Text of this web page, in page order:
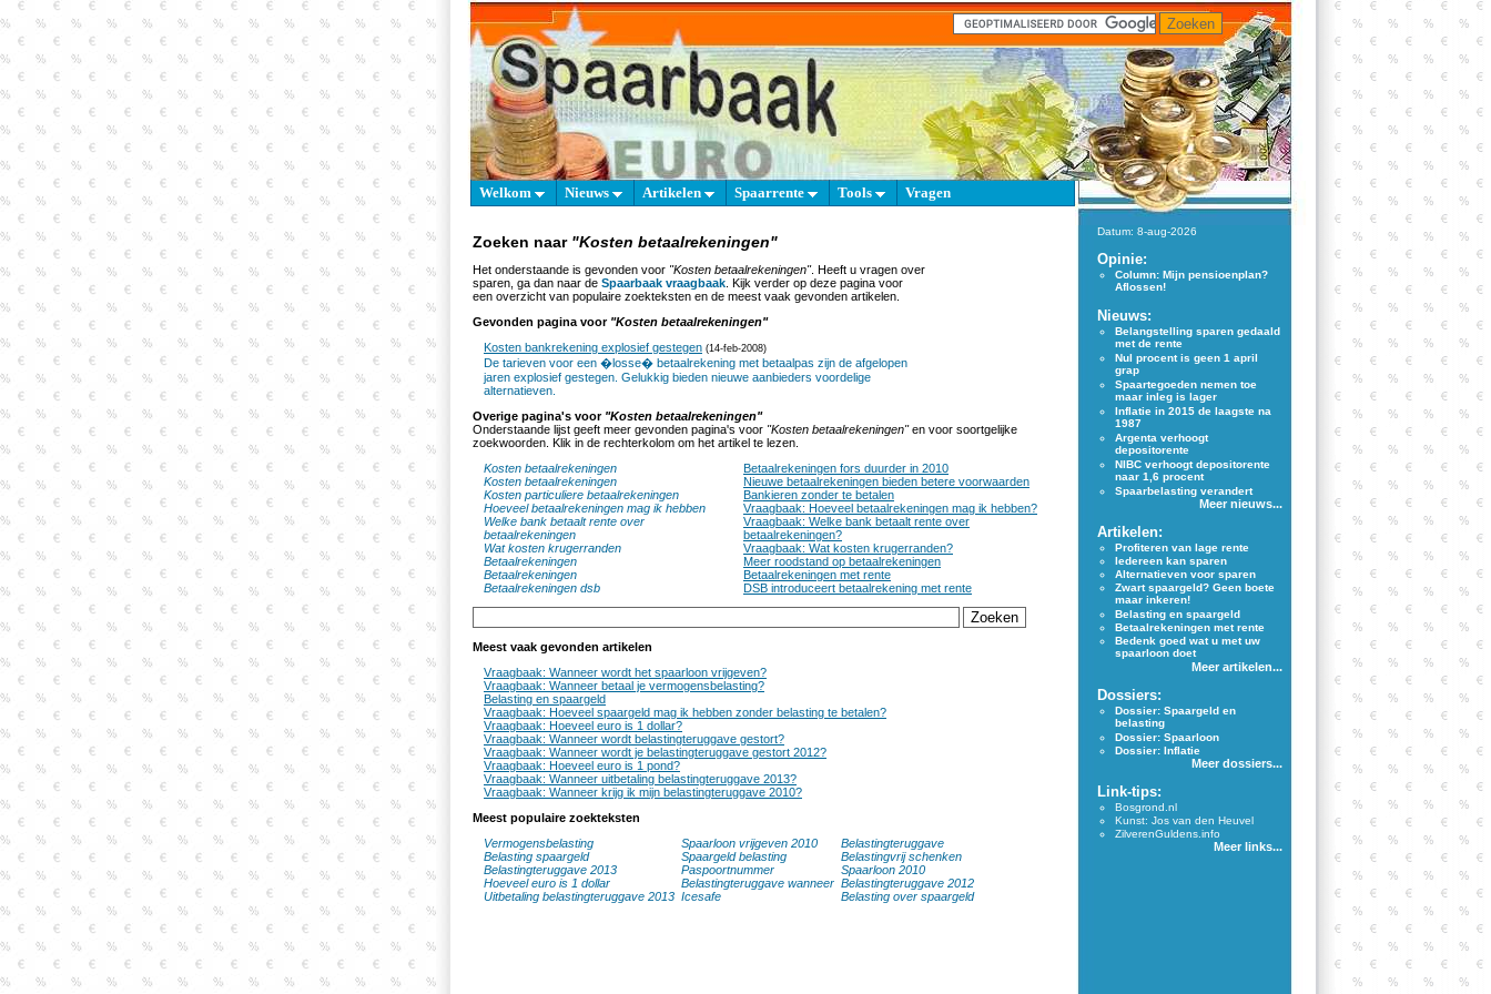
Welkom Nieuws Artikelen Spaarrente Tools Vragen
Zoeken naar "Kosten betaalrekeningen"
Het onderstaande is gevonden voor "Kosten betaalrekeningen". Heeft u vragen over
sparen, ga dan naar de Spaarbaak vraagbaak . Kijk verder op deze pagina voor
een overzicht van populaire zoekteksten en de meest vaak gevonden artikelen.
Gevonden pagina voor "Kosten betaalrekeningen"
Kosten bankrekening explosief gestegen (14-feb-2008)
De tarieven voor een �losse� betaalrekening met betaalpas zijn de afgelopen
jaren explosief gestegen. Gelukkig bieden nieuwe aanbieders voordelige
alternatieven.
Overige pagina's voor "Kosten betaalrekeningen"
Onderstaande lijst geeft meer gevonden pagina's voor "Kosten betaalrekeningen"en voor soortgelijke
zoekwoorden. Klik in de rechterkolom om het artikel te lezen.
Kosten betaalrekeningen
Betaalrekeningen fors duurder in 2010
Kosten betaalrekeningen
Nieuwe betaalrekeningen bieden betere voorwaarden
Kosten particuliere betaalrekeningen
Bankieren zonder te betalen
Hoeveel betaalrekeningen mag ik hebben
Vraagbaak: Hoeveel betaalrekeningen mag ik hebben?
Welke bank betaalt rente over
betaalrekeningen
Vraagbaak: Welke bank betaalt rente over
betaalrekeningen?
Wat kosten krugerranden
Vraagbaak: Wat kosten krugerranden?
Betaalrekeningen
Meer roodstand op betaalrekeningen
Betaalrekeningen
Betaalrekeningen met rente
Betaalrekeningen dsb
DSB introduceert betaalrekening met rente
Meest vaak gevonden artikelen
Vraagbaak: Wanneer wordt het spaarloon vrijgeven?
Vraagbaak: Wanneer betaal je vermogensbelasting?
Belasting en spaargeld
Vraagbaak: Hoeveel spaargeld mag ik hebben zonder belasting te betalen?
Vraagbaak: Hoeveel euro is 1 dollar?
Vraagbaak: Wanneer wordt belastingteruggave gestort?
Vraagbaak: Wanneer wordt je belastingteruggave gestort 2012?
Vraagbaak: Hoeveel euro is 1 pond?
Vraagbaak: Wanneer uitbetaling belastingteruggave 2013?
Vraagbaak: Wanneer krijg ik mijn belastingteruggave 2010?
Meest populaire zoekteksten
Vermogensbelasting
Spaarloon vrijgeven 2010
Belastingteruggave
Belasting spaargeld
Spaargeld belasting
Belastingvrij schenken
Belastingteruggave 2013
Paspoortnummer
Spaarloon 2010
Hoeveel euro is 1 dollar
Belastingteruggave wanneer Belastingteruggave 2012
Uitbetaling belastingteruggave 2013 Icesafe Belasting over spaargeld
Datum: 8-aug-2026
Opinie:
Column: Mijn pensioenplan?
Aflossen!
Nieuws:
Belangstelling sparen gedaald
met de rente
Nul procent is geen 1 april
grap
Spaartegoeden nemen toe
maar inleg is lager
Inflatie in 2015 de laagste na
1987
Argenta verhoogt
depositorente
NIBC verhoogt depositorente
naar 1,6 procent
Spaarbelasting verandert
Meer nieuws...
Artikelen:
Profiteren van lage rente
Iedereen kan sparen
Alternatieven voor sparen
Zwart spaargeld? Geen boete
maar inkeren!
Belasting en spaargeld
Betaalrekeningen met rente
Bedenk goed wat u met uw
spaarloon doet
Meer artikelen...
Dossiers:
Dossier: Spaargeld en
belasting
Dossier: Spaarloon
Dossier: Inflatie
Meer dossiers...
Link-tips:
Bosgrond.nl
Kunst: Jos van den Heuvel
ZilverenGuldens.info
Meer links...